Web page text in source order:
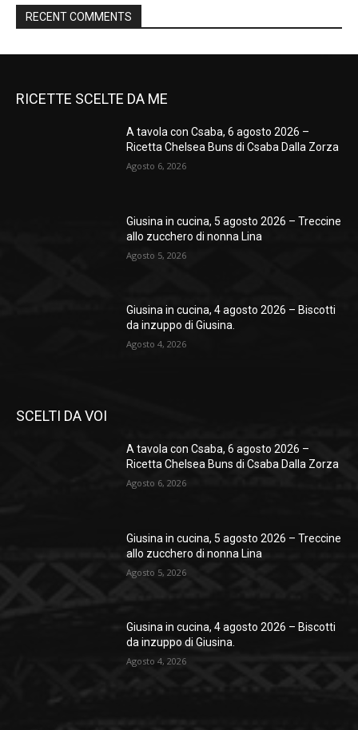
RECENT COMMENTS
RICETTE SCELTE DA ME
A tavola con Csaba, 6 agosto 2026 –
Ricetta Chelsea Buns di Csaba Dalla Zorza
Agosto 6, 2026
Giusina in cucina, 5 agosto 2026 – Treccine
allo zucchero di nonna Lina
Agosto 5, 2026
Giusina in cucina, 4 agosto 2026 – Biscotti
da inzuppo di Giusina.
Agosto 4, 2026
SCELTI DA VOI
A tavola con Csaba, 6 agosto 2026 –
Ricetta Chelsea Buns di Csaba Dalla Zorza
Agosto 6, 2026
Giusina in cucina, 5 agosto 2026 – Treccine
allo zucchero di nonna Lina
Agosto 5, 2026
Giusina in cucina, 4 agosto 2026 – Biscotti
da inzuppo di Giusina.
Agosto 4, 2026